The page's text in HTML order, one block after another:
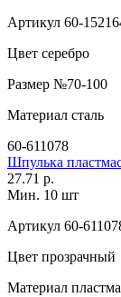
Артикул 60-
Цвет серебро
Размер №70-100
Материал сталь
60-611078
Шпулька
27.71 р.
Мин. 10 шт
Артикул 60-
Цвет прозрачный
Материал